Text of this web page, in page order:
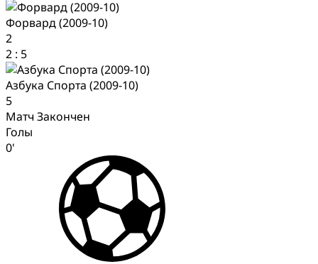
Форвард (2009-10)
2
2 : 5
Азбука Спорта (2009-10)
5
Матч Закончен
Голы
0'